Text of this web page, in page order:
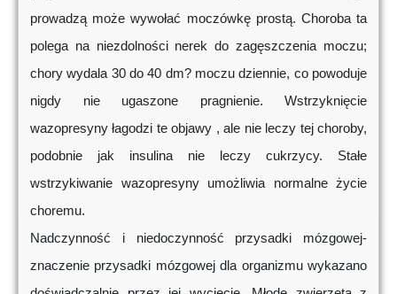
prowadzą może wywołać moczówkę prostą. Choroba ta
polega na niezdolności nerek do zagęszczenia moczu;
chory wydala 30 do 40 dm? moczu dziennie, co powoduje
nigdy nie ugaszone pragnienie. Wstrzyknięcie
wazopresyny łagodzi te objawy , ale nie leczy tej choroby,
podobnie jak insulina nie leczy cukrzycy. Stałe
wstrzykiwanie wazopresyny umożliwia normalne życie
choremu.
Nadczynność i niedoczynność przysadki mózgowej-
znaczenie przysadki mózgowej dla organizmu wykazano